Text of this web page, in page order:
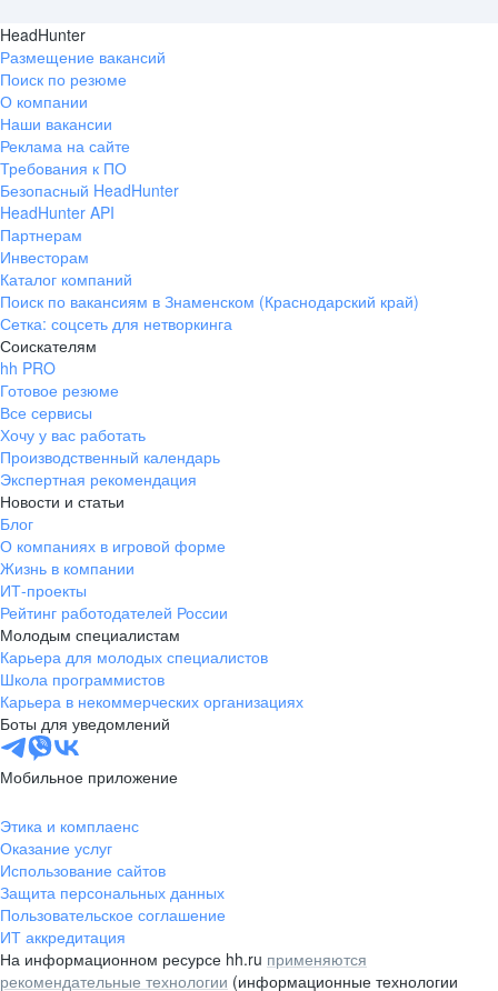
HeadHunter
Размещение вакансий
Поиск по резюме
О компании
Наши вакансии
Реклама на сайте
Требования к ПО
Безопасный HeadHunter
HeadHunter API
Партнерам
Инвесторам
Каталог компаний
Поиск по вакансиям в Знаменском (Краснодарский край)
Сетка: соцсеть для нетворкинга
Соискателям
hh PRO
Готовое резюме
Все сервисы
Хочу у вас работать
Производственный календарь
Экспертная рекомендация
Новости и статьи
Блог
О компаниях в игровой форме
Жизнь в компании
ИТ-проекты
Рейтинг работодателей России
Молодым специалистам
Карьера для молодых специалистов
Школа программистов
Карьера в некоммерческих организациях
Боты для уведомлений
Мобильное приложение
Этика и комплаенс
Оказание услуг
Использование сайтов
Защита персональных данных
Пользовательское соглашение
ИТ аккредитация
На информационном ресурсе hh.ru применяются
рекомендательные технологии (информационные технологии